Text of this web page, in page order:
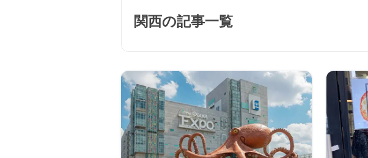
関西の記事一覧